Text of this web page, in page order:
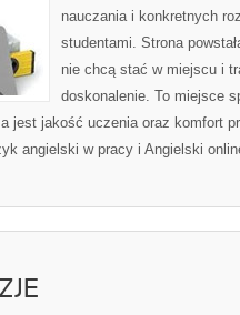
nauczania i konkretnych
studentami. Strona
nie chcą stać w miejscu i
doskonalenie. To miejsce
jest jakość uczenia oraz komfort
angielski w pracy i Angielski